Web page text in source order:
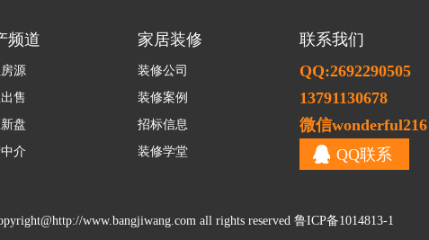
频道
源
售
盘
介
家居装修
装修公司
装修案例
招标信息
装修学堂
联系我们
QQ:2692290505
13791130678
微信wonderful216
QQ联系
http://www.bangjiwang.com all rights reserved 鲁ICP备1014813-1